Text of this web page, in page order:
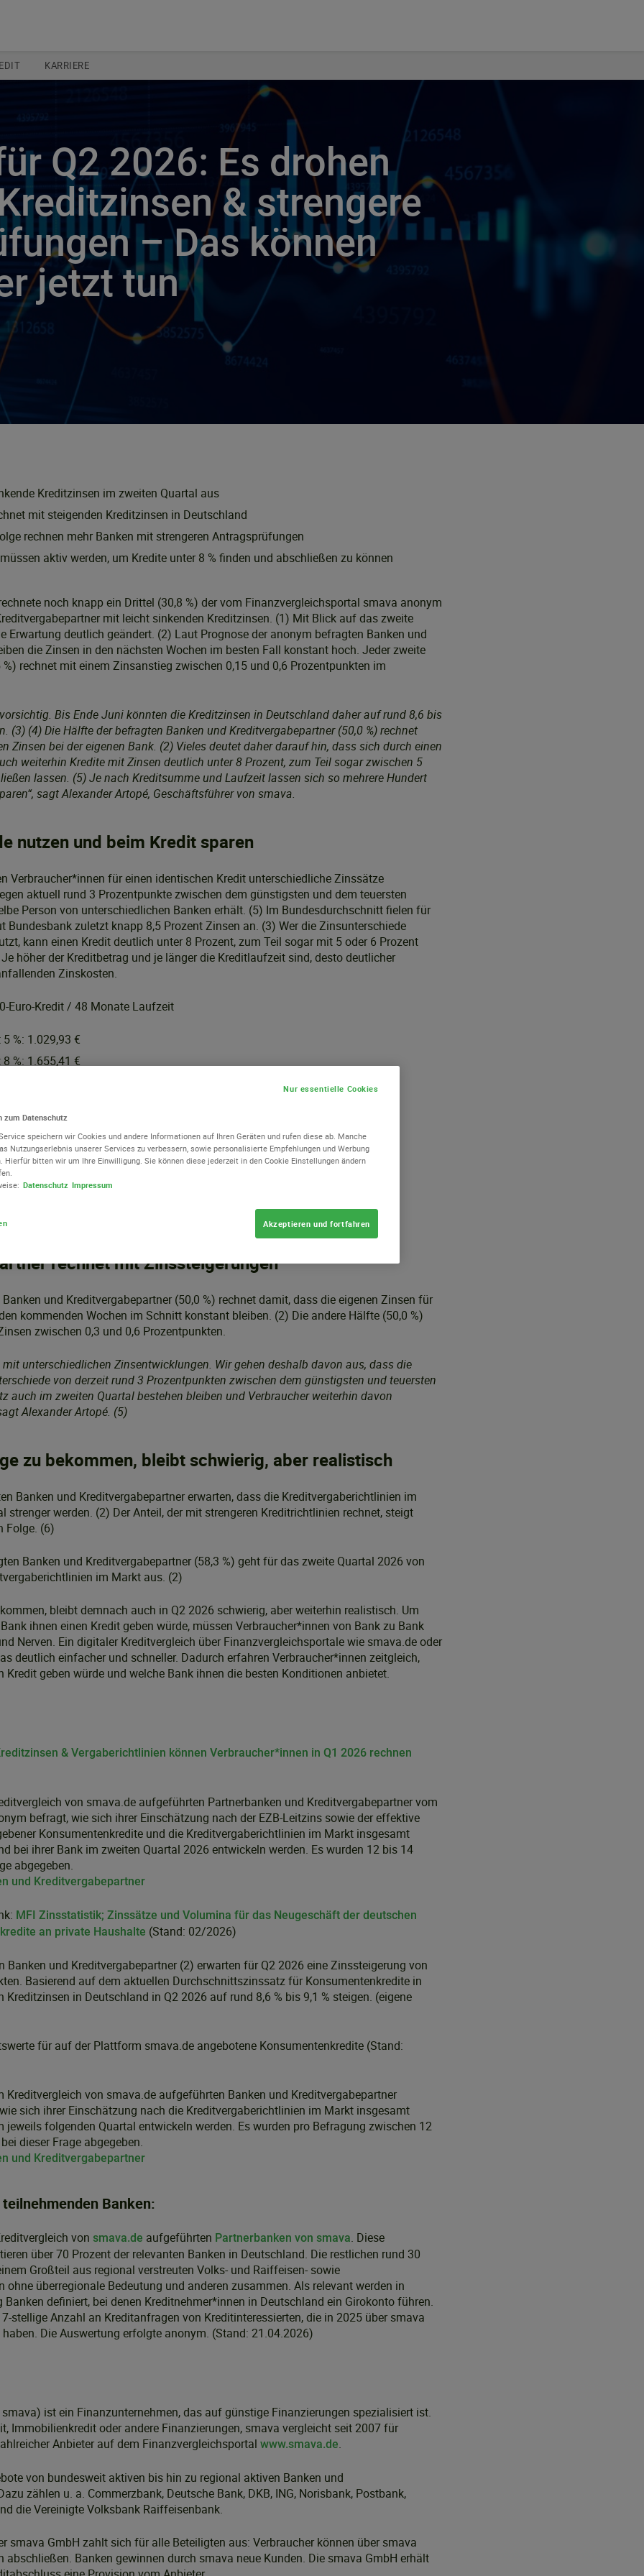
KARRIERE
Q2 2026: Es drohen
& strengere
– Das können
jetzt tun
Kreditzinsen im zweiten Quartal aus
mit steigenden Kreditzinsen in Deutschland
rechnen mehr Banken mit strengeren Antragsprüfungen
aktiv werden, um Kredite unter 8 % finden und abschließen zu können
noch knapp ein Drittel (30,8 %) der vom Finanzvergleichsportal smava anonym
mit leicht sinkenden Kreditzinsen. (1) Mit Blick auf das zweite
Erwartung deutlich geändert. (2) Laut Prognose der anonym befragten Banken und
die Zinsen in den nächsten Wochen im besten Fall konstant hoch. Jeder zweite
rechnet mit einem Zinsanstieg zwischen 0,15 und 0,6 Prozentpunkten im
Bis Ende Juni könnten die Kreditzinsen in Deutschland daher auf rund 8,6 bis
(3) (4) Die Hälfte der befragten Banken und Kreditvergabepartner (50,0 %) rechnet
Zinsen bei der eigenen Bank. (2) Vieles deutet daher darauf hin, dass sich durch einen
weiterhin Kredite mit Zinsen deutlich unter 8 Prozent, zum Teil sogar zwischen 5
lassen. (5) Je nach Kreditsumme und Laufzeit lassen sich so mehrere Hundert
sagt Alexander Artopé, Geschäftsführer von smava.
nutzen und beim Kredit sparen
Verbraucher*innen für einen identischen Kredit unterschiedliche Zinssätze
aktuell rund 3 Prozentpunkte zwischen dem günstigsten und dem teuersten
Person von unterschiedlichen Banken erhält. (5) Im Bundesdurchschnitt fielen für
Bundesbank zuletzt knapp 8,5 Prozent Zinsen an. (3) Wer die Zinsunterschiede
kann einen Kredit deutlich unter 8 Prozent, zum Teil sogar mit 5 oder 6 Prozent
höher der Kreditbetrag und je länger die Kreditlaufzeit sind, desto deutlicher
Zinskosten.
Euro-Kredit / 48 Monate Laufzeit
%: 1.029,93 €
%: 1.655,41 €
Euro-Kredit / 84 Monate Laufzeit
%: 10.972,20 €
%: 17.855,38 €
€
Zinsen: Die Hälfte der Banken und
rechnet mit Zinssteigerungen
und Kreditvergabepartner (50,0 %) rechnet damit, dass die eigenen Zinsen für
kommenden Wochen im Schnitt konstant bleiben. (2) Die andere Hälfte (50,0 %)
zwischen 0,3 und 0,6 Prozentpunkten.
mit unterschiedlichen Zinsentwicklungen. Wir gehen deshalb davon aus, dass die
von derzeit rund 3 Prozentpunkten zwischen dem günstigsten und teuersten
auch im zweiten Quartal bestehen bleiben und Verbraucher weiterhin davon
Alexander Artopé. (5)
zu bekommen, bleibt schwierig, aber realistisch
Banken und Kreditvergabepartner erwarten, dass die Kreditvergaberichtlinien im
strenger werden. (2) Der Anteil, der mit strengeren Kreditrichtlinien rechnet, steigt
Folge. (6)
Banken und Kreditvergabepartner (58,3 %) geht für das zweite Quartal 2026 von
im Markt aus. (2)
bleibt demnach auch in Q2 2026 schwierig, aber weiterhin realistisch. Um
ihnen einen Kredit geben würde, müssen Verbraucher*innen von Bank zu Bank
Nerven. Ein digitaler Kreditvergleich über Finanzvergleichsportale wie smava.de oder
deutlich einfacher und schneller. Dadurch erfahren Verbraucher*innen zeitgleich,
Kredit geben würde und welche Bank ihnen die besten Konditionen anbietet.
& Vergaberichtlinien können Verbraucher*innen in Q1 2026 rechnen
von smava.de aufgeführten Partnerbanken und Kreditvergabepartner vom
befragt, wie sich ihrer Einschätzung nach der EZB-Leitzins sowie der effektive
Konsumentenkredite und die Kreditvergaberichtlinien im Markt insgesamt
bei ihrer Bank im zweiten Quartal 2026 entwickeln werden. Es wurden 12 bis 14
abgegeben.
und Kreditvergabepartner
MFI Zinsstatistik; Zinssätze und Volumina für das Neugeschäft der deutschen
an private Haushalte (Stand: 02/2026)
Banken und Kreditvergabepartner (2) erwarten für Q2 2026 eine Zinssteigerung von
Basierend auf dem aktuellen Durchschnittszinssatz für Konsumentenkredite in
Kreditzinsen in Deutschland in Q2 2026 auf rund 8,6 % bis 9,1 % steigen. (eigene
für auf der Plattform smava.de angebotene Konsumentenkredite (Stand:
Kreditvergleich von smava.de aufgeführten Banken und Kreditvergabepartner
sich ihrer Einschätzung nach die Kreditvergaberichtlinien im Markt insgesamt
jeweils folgenden Quartal entwickeln werden. Es wurden pro Befragung zwischen 12
dieser Frage abgegeben.
und Kreditvergabepartner
Banken:
von smava.de aufgeführten Partnerbanken von smava. Diese
über 70 Prozent der relevanten Banken in Deutschland. Die restlichen rund 30
Großteil aus regional verstreuten Volks- und Raiffeisen- sowie
ohne überregionale Bedeutung und anderen zusammen. Als relevant werden in
definiert, bei denen Kreditnehmer*innen in Deutschland ein Girokonto führen.
stellige Anzahl an Kreditanfragen von Kreditinteressierten, die in 2025 über smava
Die Auswertung erfolgte anonym. (Stand: 21.04.2026)
ist ein Finanzunternehmen, das auf günstige Finanzierungen spezialisiert ist.
Immobilienkredit oder andere Finanzierungen, smava vergleicht seit 2007 für
Anbieter auf dem Finanzvergleichsportal www.smava.de.
von bundesweit aktiven bis hin zu regional aktiven Banken und
zählen u. a. Commerzbank, Deutsche Bank, DKB, ING, Norisbank, Postbank,
die Vereinigte Volksbank Raiffeisenbank.
smava GmbH zahlt sich für alle Beteiligten aus: Verbraucher können über smava
abschließen. Banken gewinnen durch smava neue Kunden. Die smava GmbH erhält
zum Datenschutz
speichern wir Cookies und andere Informationen auf Ihren Geräten und rufen diese ab. Manche
Nutzungserlebnis unserer Services zu verbessern, sowie personalisierte Empfehlungen und Werbung
Hierfür bitten wir um Ihre Einwilligung. Sie können diese jederzeit in den Cookie Einstellungen ändern
Datenschutz Impressum
Nur essentielle Cookies
Akzeptieren und fortfahren